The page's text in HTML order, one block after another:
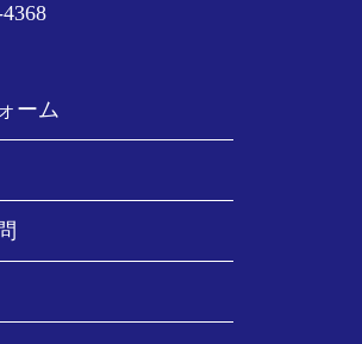
ーム